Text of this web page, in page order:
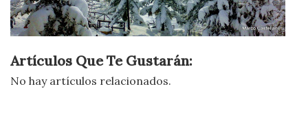
Artículos Que Te Gustarán:
No hay artículos relacionados.